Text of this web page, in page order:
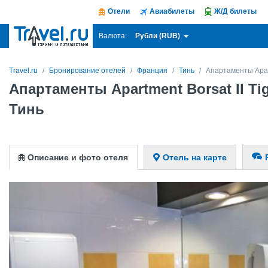
Отели Авиабилеты Ж/Д билеты
Валюта: Рубли (RUB)
Travel.ru Бронирование отелей Франция Тинь Апартаменты
Апартаменты Apartment Borsat II
Тинь
Описание и фото отеля Отель на карте